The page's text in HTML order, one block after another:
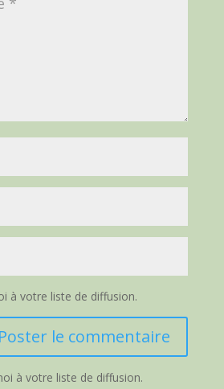
à votre liste de diffusion.
à votre liste de diffusion.